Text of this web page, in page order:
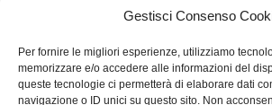
Gestisci Consenso
Per fornire le migliori esperienze, utilizziamo
memorizzare e/o accedere alle informazioni del
queste tecnologie ci permetterà di elaborare dati
navigazione o ID unici su questo sito. Non
Mail: info@angelicacirillo.it - Cel: 0039 339